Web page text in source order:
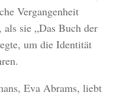
Vergangenheit
sie „Das Buch der
um die Identität
Eva Abrams, liebt